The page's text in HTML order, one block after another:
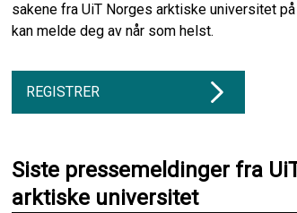
sakene fra UiT Norges arktiske universitet
kan melde deg av når som helst.
REGISTRER
Siste pressemeldinger fra
arktiske universitet